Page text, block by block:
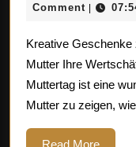
Comment
Kreative
Mutter Ihre
Muttertag ist eine
Mutter zu zeigen,
Read